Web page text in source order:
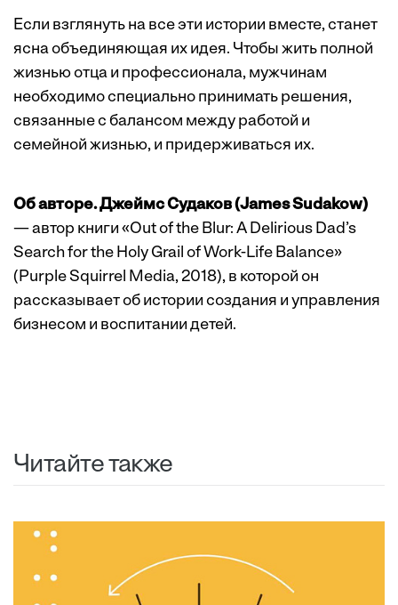
Если взглянуть на все эти истории вместе, станет
ясна объединяющая их идея. Чтобы жить полной
жизнью отца и профессионала, мужчинам
необходимо специально принимать решения,
связанные с балансом между работой и
семейной жизнью, и придерживаться их.
Об авторе. Джеймс Судаков (James Sudakow)
— автор книги «Out of the Blur: A Delirious Dad’s
Search for the Holy Grail of Work-Life Balance»
(Purple Squirrel Media, 2018), в которой он
рассказывает об истории создания и управления
бизнесом и воспитании детей.
Читайте также